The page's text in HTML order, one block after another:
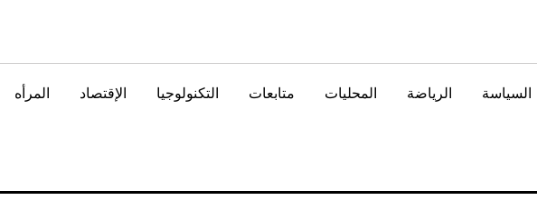
السياسة الرياضة المحليات متابعات التكنولوجيا الإقتصاد المرأه